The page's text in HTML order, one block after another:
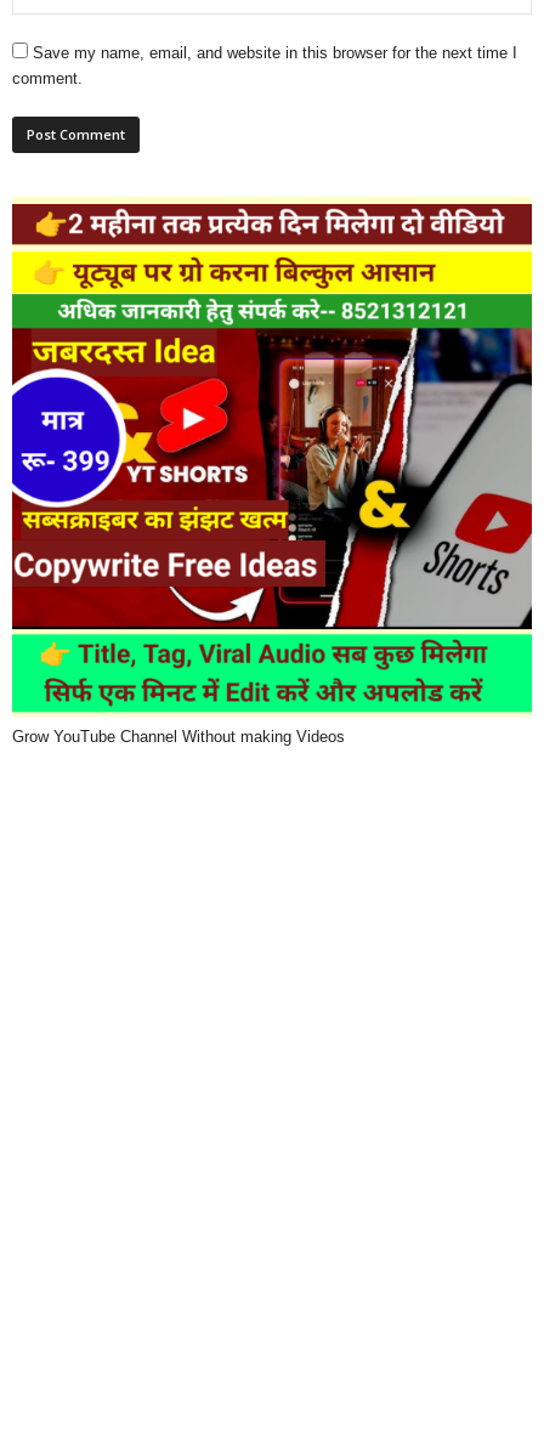
Save my name, email, and website in this browser for the next time I
comment.
Grow YouTube Channel Without making Videos